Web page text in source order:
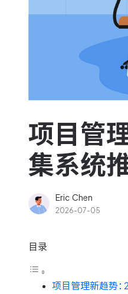
高效合理地规划和利用团队资
驱动企业创新增长
项目管
集系统
Eric Chen
2026-07-05
目录
项目管理新趋势